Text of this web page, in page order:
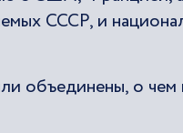
СССР, и
объединены, о чем